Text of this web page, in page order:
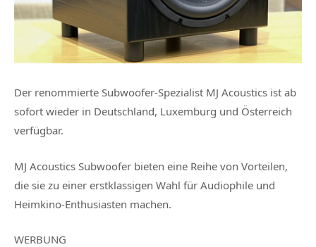
Der renommierte Subwoofer-Spezialist MJ Acoustics ist ab
sofort wieder in Deutschland, Luxemburg und Österreich
verfügbar.
MJ Acoustics Subwoofer bieten eine Reihe von Vorteilen,
die sie zu einer erstklassigen Wahl für Audiophile und
Heimkino-Enthusiasten machen.
WERBUNG